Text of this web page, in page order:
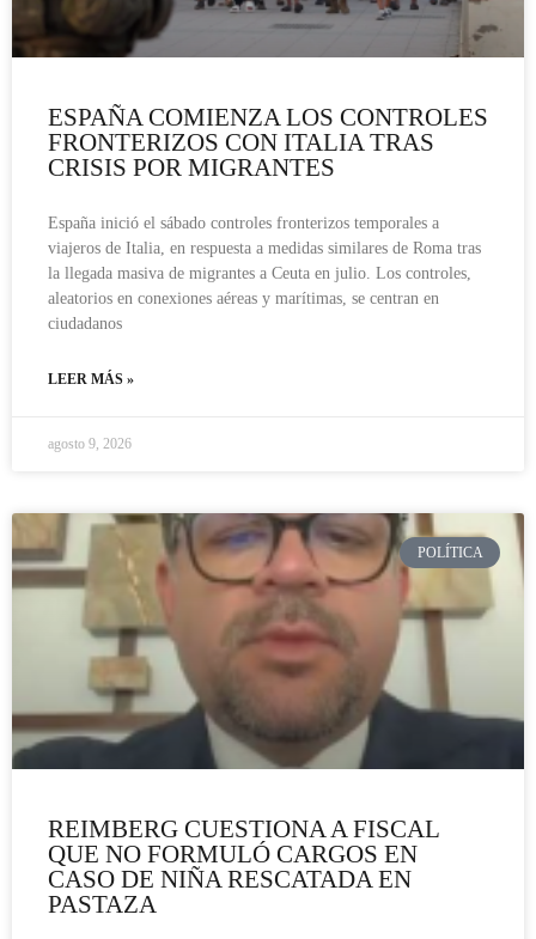
ESPAÑA COMIENZA LOS CONTROLES
FRONTERIZOS CON ITALIA TRAS
CRISIS POR MIGRANTES
España inició el sábado controles fronterizos temporales a
viajeros de Italia, en respuesta a medidas similares de Roma tras
la llegada masiva de migrantes a Ceuta en julio. Los controles,
aleatorios en conexiones aéreas y marítimas, se centran en
ciudadanos
LEER MÁS »
agosto 9, 2026
POLÍTICA
REIMBERG CUESTIONA A FISCAL
QUE NO FORMULÓ CARGOS EN
CASO DE NIÑA RESCATADA EN
PASTAZA